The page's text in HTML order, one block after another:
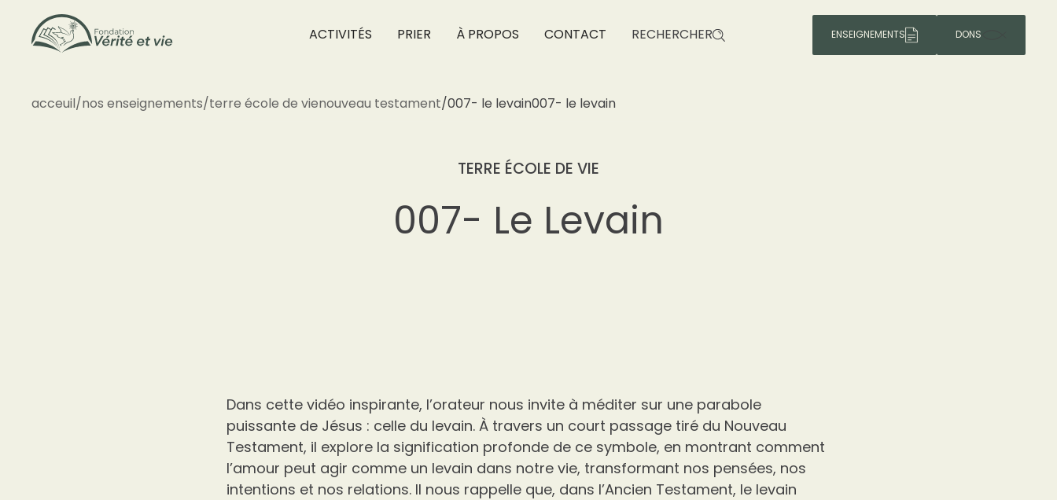
ACTIVITÉS PRIER À PROPOS CONTACT RECHERCHER ENSEIGNEMENTS DONS
acceuil/nos enseignements/terre école de vienouveau testament/007- le levain007- le levain
TERRE ÉCOLE DE VIE
007- Le Levain
Dans cette vidéo inspirante, l’orateur nous invite à méditer sur une parabole
puissante de Jésus : celle du levain. À travers un court passage tiré du Nouveau
Testament, il explore la signification profonde de ce symbole, en montrant comment
l’amour peut agir comme un levain dans notre vie, transformant nos pensées, nos
intentions et nos relations. Il nous rappelle que, dans l’Ancien Testament, le levain